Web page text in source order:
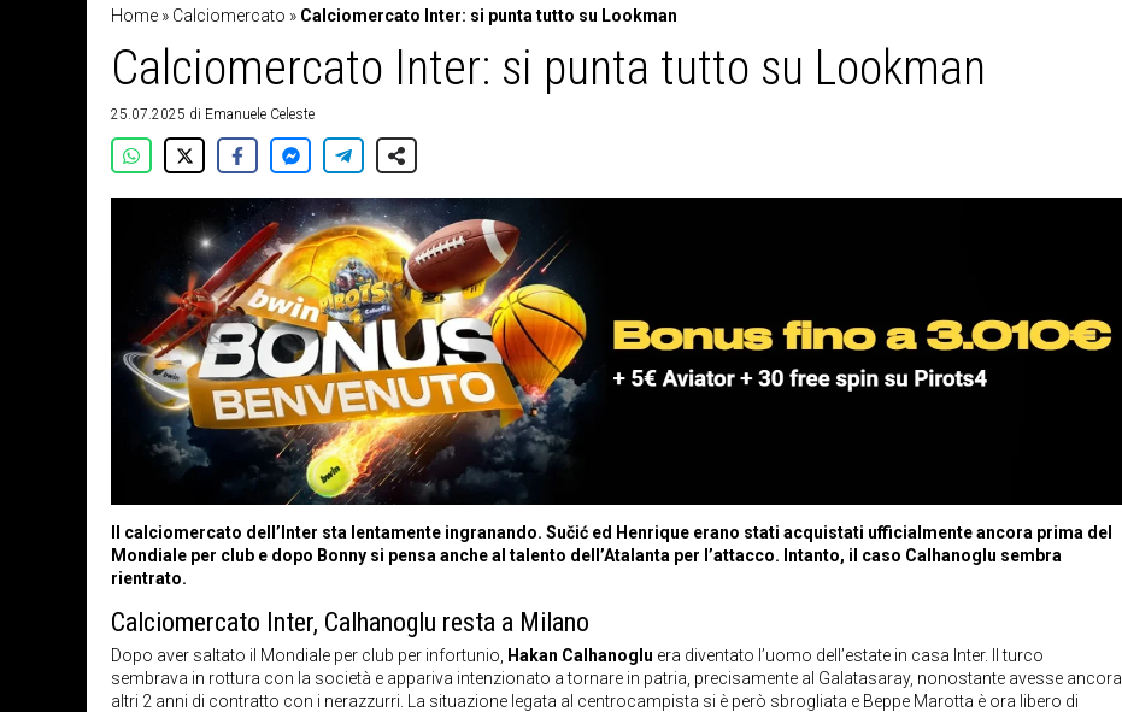
Home » Calciomercato » Calciomercato Inter: si punta tutto su Lookman
Calciomercato Inter: si punta tutto su Lookman
25.07.2025 di Emanuele Celeste
Il calciomercato dell’Inter sta lentamente ingranando. Sučić ed Henrique erano stati acquistati ufficialmente ancora prima del
Mondiale per club e dopo Bonny si pensa anche al talento dell’Atalanta per l’attacco. Intanto, il caso Calhanoglu sembra
rientrato.
Calciomercato Inter, Calhanoglu resta a Milano
Dopo aver saltato il Mondiale per club per infortunio, Hakan Calhanoglu era diventato l’uomo dell’estate in casa Inter. Il turco
sembrava in rottura con la società e appariva intenzionato a tornare in patria, precisamente al Galatasaray, nonostante avesse ancora
altri 2 anni di contratto con i nerazzurri. La situazione legata al centrocampista si è però sbrogliata e Beppe Marotta è ora libero di